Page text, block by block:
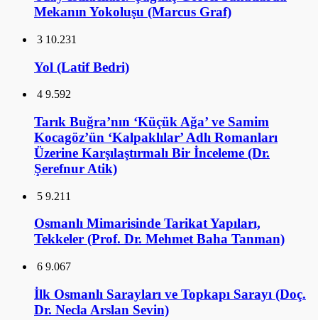
Mekanın Yokoluşu (Marcus Graf)
3 10.231
Yol (Latif Bedri)
4 9.592
Tarık Buğra’nın ‘Küçük Ağa’ ve Samim
Kocagöz’ün ‘Kalpaklılar’ Adlı Romanları
Üzerine Karşılaştırmalı Bir İnceleme (Dr.
Şerefnur Atik)
5 9.211
Osmanlı Mimarisinde Tarikat Yapıları,
Tekkeler (Prof. Dr. Mehmet Baha Tanman)
6 9.067
İlk Osmanlı Sarayları ve Topkapı Sarayı (Doç.
Dr. Necla Arslan Sevin)